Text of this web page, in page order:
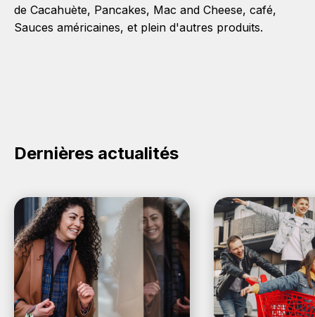
de Cacahuète, Pancakes, Mac and Cheese, café,
Sauces américaines, et plein d'autres produits.
Dernières actualités